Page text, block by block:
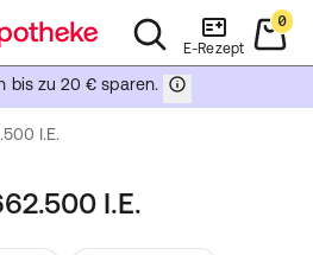
E-Rezept
0
bis zu 20 € sparen.
I.E.
I.E.